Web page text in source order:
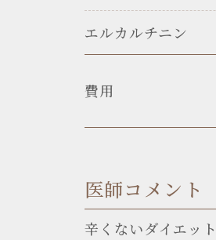
エルカルチニン
費用
医師コメント
辛くないダイエッ